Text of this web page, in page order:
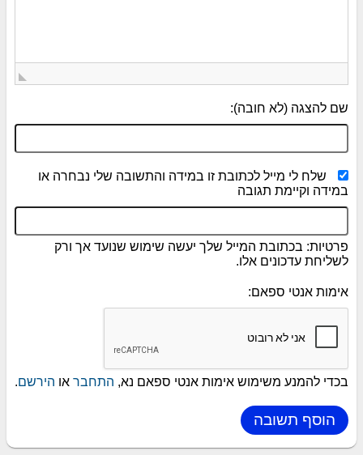
שם להצגה (לא חובה):
שלח לי מייל לכתובת זו במידה והתשובה שלי נבחרה או
במידה וקיימת תגובה
פרטיות: בכתובת המייל שלך יעשה שימוש שנועד אך ורק
לשליחת עדכונים אלו.
אימות אנטי ספאם:
בכדי להמנע משימוש אימות אנטי ספאם נא, התחבר או הירשם.